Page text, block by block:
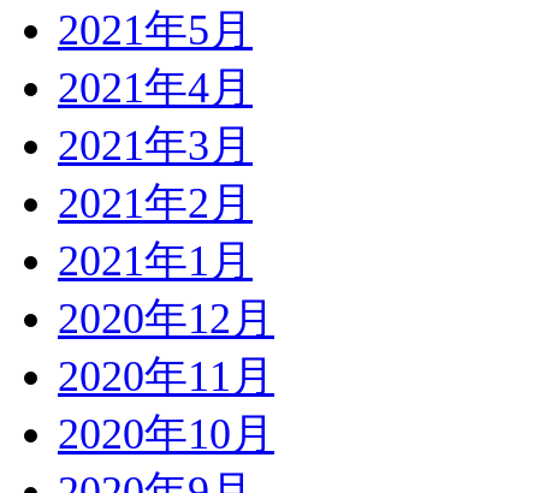
2021年5月
2021年4月
2021年3月
2021年2月
2021年1月
2020年12月
2020年11月
2020年10月